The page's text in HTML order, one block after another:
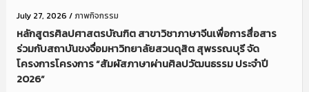
July 27, 2026 /ภาพกิจกรรม
หลักสูตรศิลปศาสตรบัณฑิต สาขาวิชาภาษาจีนเพื่อการสื่อสาร
ร่วมกับสถาบันขงจื่อมหาวิทยาลัยสวนดุสิต สุพรรณบุรี จัด
โครงการโครงการ “สัมผัสภาษาผ่านศิลปวัฒนธรรม ประจำปี
2026”